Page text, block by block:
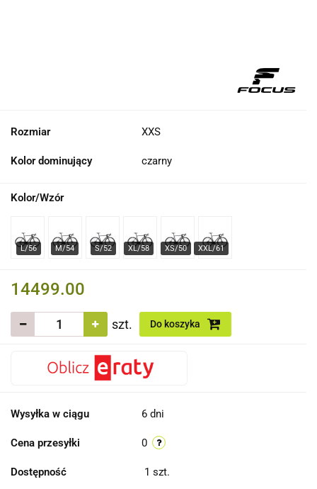
Rozmiar XXS
Kolor dominujący czarny
Kolor/Wzór
14499.00
szt. Do koszyka
Wysyłka w ciągu 6 dni
Cena przesyłki 0
Dostępność 1 szt.